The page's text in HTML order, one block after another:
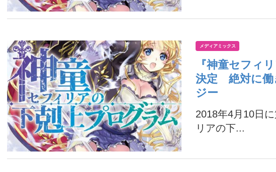
メディアミックス
『神童セフィ
決定 絶対に働
ジー
2018年4月10日
リアの下...